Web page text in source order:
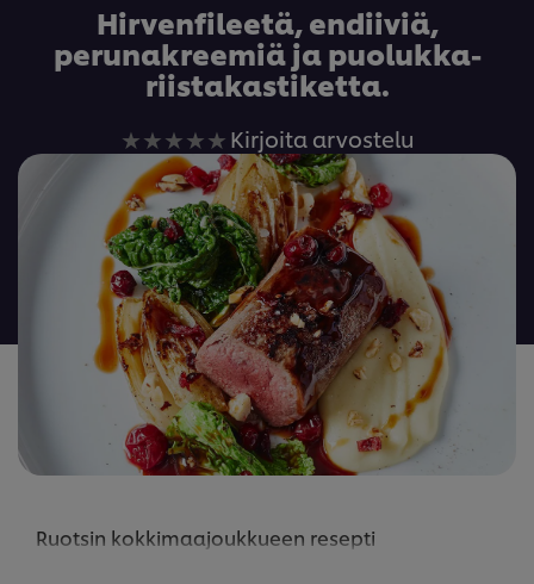
Hirvenfileetä, endiiviä,
perunakreemiä ja puolukka-
riistakastiketta.
Ei
arvioita
tälle
recipe
Kirjoita arvostelu
Ruotsin kokkimaajoukkueen resepti